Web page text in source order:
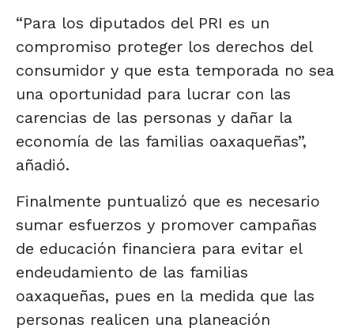
“Para los diputados del PRI es un
compromiso proteger los derechos del
consumidor y que esta temporada no sea
una oportunidad para lucrar con las
carencias de las personas y dañar la
economía de las familias oaxaqueñas”,
añadió.
Finalmente puntualizó que es necesario
sumar esfuerzos y promover campañas
de educación financiera para evitar el
endeudamiento de las familias
oaxaqueñas, pues en la medida que las
personas realicen una planeación